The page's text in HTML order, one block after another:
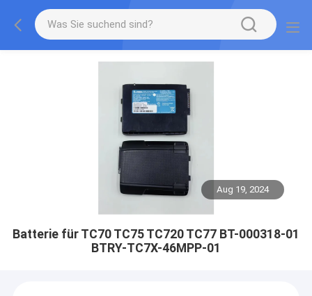
Aug 19, 2024
Batterie für TC70 TC75 TC720 TC77 BT-000318-01
BTRY-TC7X-46MPP-01